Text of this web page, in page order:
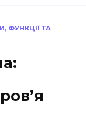
ФУНКЦІЇ ТА